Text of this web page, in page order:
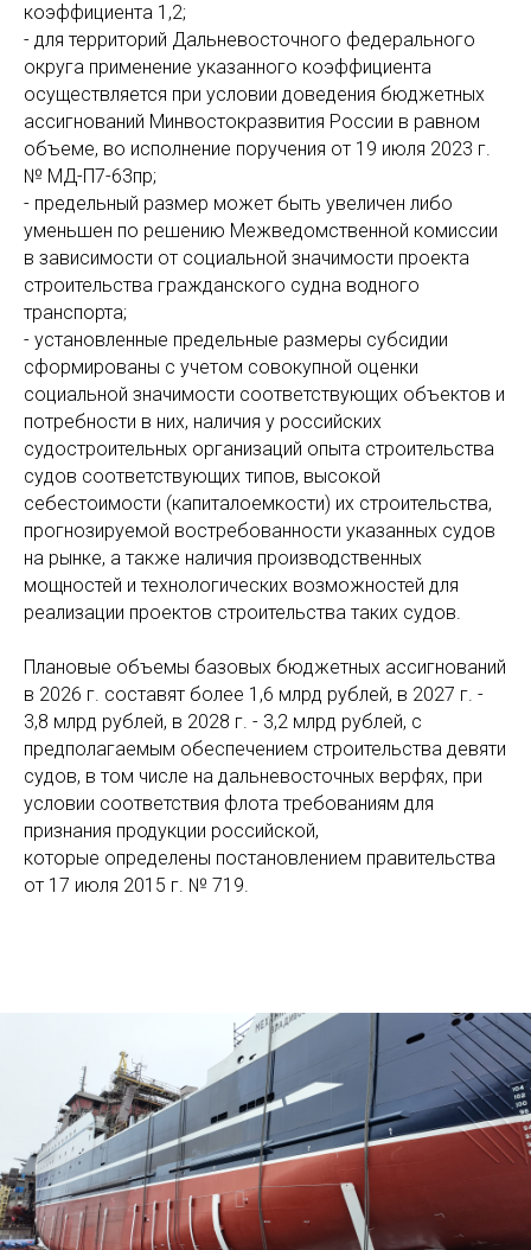
коэффициента 1,2;
- для территорий Дальневосточного федерального
округа применение указанного коэффициента
осуществляется при условии доведения бюджетных
ассигнований Минвостокразвития России в равном
объеме, во исполнение поручения от 19 июля 2023 г.
№ МД-П7-63пр;
- предельный размер может быть увеличен либо
уменьшен по решению Межведомственной комиссии
в зависимости от социальной значимости проекта
строительства гражданского судна водного
транспорта;
- установленные предельные размеры субсидии
сформированы с учетом совокупной оценки
социальной значимости соответствующих объектов и
потребности в них, наличия у российских
судостроительных организаций опыта строительства
судов соответствующих типов, высокой
себестоимости (капиталоемкости) их строительства,
прогнозируемой востребованности указанных судов
на рынке, а также наличия производственных
мощностей и технологических возможностей для
реализации проектов строительства таких судов.
Плановые объемы базовых бюджетных ассигнований
в 2026 г. составят более 1,6 млрд рублей, в 2027 г. -
3,8 млрд рублей, в 2028 г. - 3,2 млрд рублей, с
предполагаемым обеспечением строительства девяти
судов, в том числе на дальневосточных верфях, при
условии соответствия флота требованиям для
признания продукции российской,
которые определены постановлением правительства
от 17 июля 2015 г. № 719.